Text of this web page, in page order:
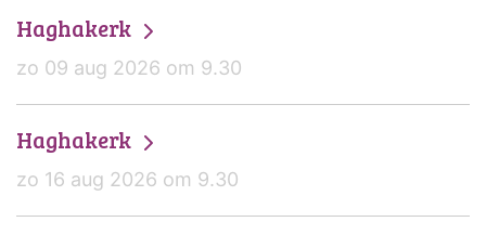
Haghakerk
zo 09 aug 2026 om 9.30
Haghakerk
zo 16 aug 2026 om 9.30